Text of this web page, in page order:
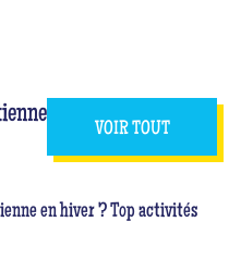
VOIR TOUT
en hiver ? Top activités